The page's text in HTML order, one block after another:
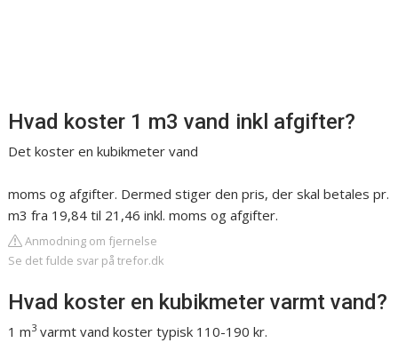
Hvad koster 1 m3 vand inkl afgifter?
Det koster en kubikmeter vand
moms og afgifter. Dermed stiger den pris, der skal betales pr.
m3 fra 19,84 til 21,46 inkl. moms og afgifter.
Anmodning om fjernelse
Se det fulde svar på trefor.dk
Hvad koster en kubikmeter varmt vand?
1 m3 varmt vand koster typisk 110-190 kr.